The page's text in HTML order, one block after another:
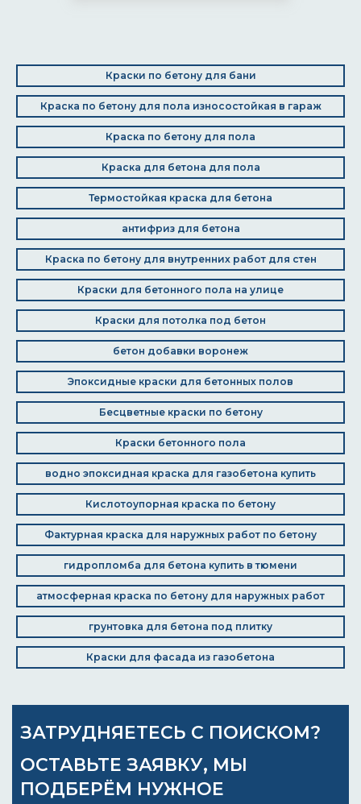
Краски по бетону для бани
Краска по бетону для пола износостойкая в гараж
Краска по бетону для пола
Краска для бетона для пола
Термостойкая краска для бетона
антифриз для бетона
Краска по бетону для внутренних работ для стен
Краски для бетонного пола на улице
Краски для потолка под бетон
бетон добавки воронеж
Эпоксидные краски для бетонных полов
Бесцветные краски по бетону
Краски бетонного пола
водно эпоксидная краска для газобетона купить
Кислотоупорная краска по бетону
Фактурная краска для наружных работ по бетону
гидропломба для бетона купить в тюмени
атмосферная краска по бетону для наружных работ
грунтовка для бетона под плитку
Краски для фасада из газобетона
ЗАТРУДНЯЕТЕСЬ С ПОИСКОМ?
ОСТАВЬТЕ ЗАЯВКУ, МЫ
ПОДБЕРЁМ НУЖНОЕ